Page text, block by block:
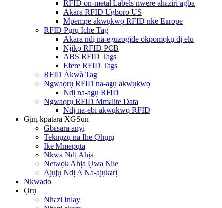
RFID on-metal Labels nwere ahaziri agba
Akara RFID Ugboro US
Mpempe akwụkwọ RFID nke Europe
RFID Pụrụ Iche Tag
Akara ndị na-eguzogide okpomọkụ dị elu
Njikọ RFID PCB
ABS RFID Tags
Efere RFID Tags
RFID Ákwà Tag
Ngwaọrụ RFID na-agụ akwụkwọ
Ndị na-agụ RFID
Ngwaọrụ RFID Mmalite Data
Ndị na-ebi akwụkwọ RFID
Gịnị kpatara XGSun
Gbasara anyị
Teknụzụ na Ihe Ọhụrụ
Ike Mmepụta
Nkwa Ndị Ahịa
Netwọk Ahịa Ụwa Nile
Ajụjụ Ndị A Na-ajụkarị
Nkwado
Ọrụ
Nhazi Inlay